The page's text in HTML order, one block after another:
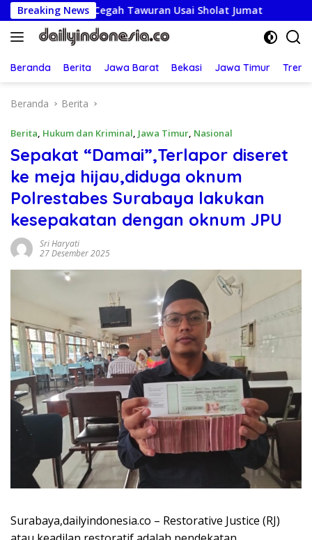
Langsung
ke
konten
Breaking News
Cegah Tawuran Usai Sholat Jumat Lepas Kontingen
Beranda Berita Jawa Barat Bekasi Jawa Timur
Beranda Berita
Berita, Hukum dan Kriminal, Jawa Timur, Nasional
Sepakat “Damai”,Terlapor diseret
ke meja hijau,diduga oknum
Polrestabes Surabaya lakukan
kesepakatan dengan oknum JPU
Sri Haryati
27 Desember 2025
Surabaya,dailyindonesia.co – Restorative Justice (RJ)